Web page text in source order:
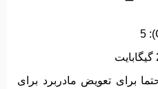
برای تعویض مادربرد برای